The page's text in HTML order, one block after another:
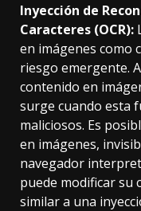
Inyección de
Caracteres (OCR):
en imágenes como
riesgo emergente.
contenido en
surge cuando esta
maliciosos. Es
en imágenes,
navegador
puede modificar su
similar a una